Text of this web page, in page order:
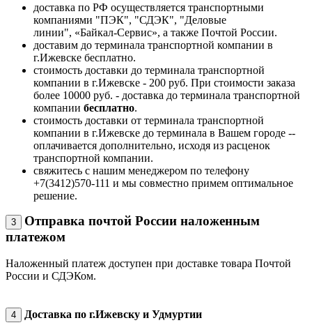
доставка по РФ осуществляется транспортными
компаниями "ПЭК", "СДЭК", "Деловые
линии", «Байкал-Сервис», а также Почтой России.
доставим до терминала транспортной компании в
г.Ижевске бесплатно.
стоимость доставки до терминала транспортной
компании в г.Ижевске - 200 руб. При стоимости заказа
более 10000 руб. - доставка до терминала транспортной
компании бесплатно.
стоимость доставки от терминала транспортной
компании в г.Ижевске до терминала в Вашем городе --
оплачивается дополнительно, исходя из расценок
транспортной компании.
свяжитесь с нашим менеджером по телефону
+7(3412)570-111 и мы совместно примем оптимальное
решение.
3
Отправка почтой России наложенным
платежом
Наложенный платеж доступен при доставке товара Почтой
России и СДЭКом.
4 Доставка по г.Ижевску и Удмуртии